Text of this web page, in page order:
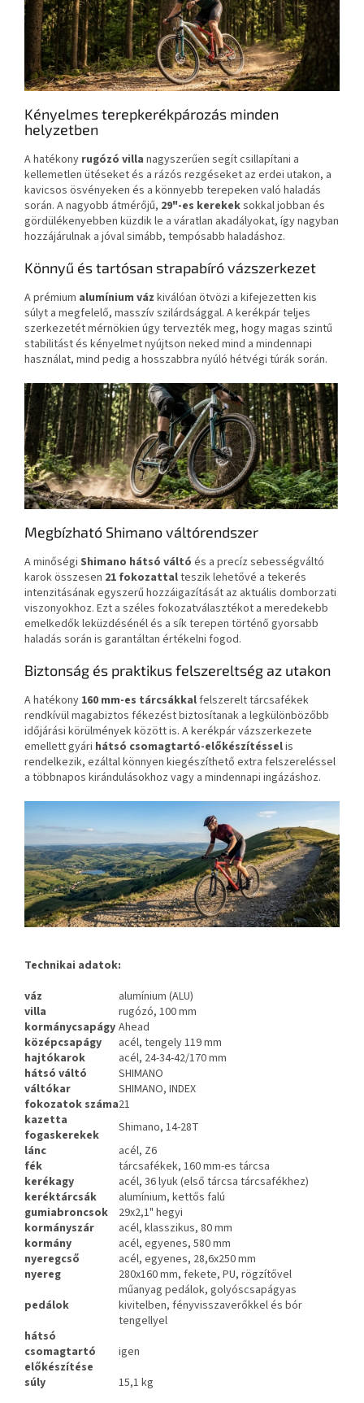
Kényelmes terepkerékpározás minden
helyzetben
A hatékony rugózó villa nagyszerűen segít csillapítani a
kellemetlen ütéseket és a rázós rezgéseket az erdei utakon, a
kavicsos ösvényeken és a könnyebb terepeken való haladás
során. A nagyobb átmérőjű, 29"-es kerekeksokkal jobban és
gördülékenyebben küzdik le a váratlan akadályokat, így nagyban
hozzájárulnak a jóval simább, tempósabb haladáshoz.
Könnyű és tartósan strapabíró vázszerkezet
A prémium alumínium váz kiválóan ötvözi a kifejezetten kis
súlyt a megfelelő, masszív szilárdsággal. A kerékpár teljes
szerkezetét mérnökien úgy tervezték meg, hogy magas szintű
stabilitást és kényelmet nyújtson neked mind a mindennapi
használat, mind pedig a hosszabbra nyúló hétvégi túrák során.
Megbízható Shimano váltórendszer
A minőségi Shimano hátsó váltó és a precíz sebességváltó
karok összesen 21 fokozattalteszik lehetővé a tekerés
intenzitásának egyszerű hozzáigazítását az aktuális domborzati
viszonyokhoz. Ezt a széles fokozatválasztékot a meredekebb
emelkedők leküzdésénél és a sík terepen történő gyorsabb
haladás során is garantáltan értékelni fogod.
Biztonság és praktikus felszereltség az utakon
A hatékony 160 mm-es tárcsákkalfelszerelt tárcsafékek
rendkívül magabiztos fékezést biztosítanak a legkülönbözőbb
időjárási körülmények között is. A kerékpár vázszerkezete
emellett gyári hátsó csomagtartó-előkészítésselis
rendelkezik, ezáltal könnyen kiegészíthető extra felszereléssel
a többnapos kirándulásokhoz vagy a mindennapi ingázáshoz.
Technikai adatok:
váz
alumínium (ALU)
villa
rugózó, 100 mm
kormánycsapágy Ahead
középcsapágy
acél, tengely 119 mm
hajtókarok
acél, 24-34-42/170 mm
hátsó váltó
SHIMANO
váltókar
SHIMANO, INDEX
fokozatok száma21
kazetta
fogaskerekek
Shimano, 14-28T
lánc
acél, Z6
fék
tárcsafékek, 160 mm-es tárcsa
kerékagy
acél, 36 lyuk (első tárcsa tárcsafékhez)
keréktárcsák
alumínium, kettős falú
gumiabroncsok
29x2,1" hegyi
kormányszár
acél, klasszikus, 80 mm
kormány
acél, egyenes, 580 mm
nyeregcső
acél, egyenes, 28,6x250 mm
nyereg
280x160 mm, fekete, PU, rögzítővel
pedálok
műanyag pedálok, golyóscsapágyas
kivitelben, fényvisszaverőkkel és bór
tengellyel
hátsó
csomagtartó
előkészítése
igen
súly
15,1 kg